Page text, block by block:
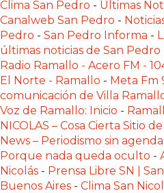
CREAR
TIENDA
SIN
COMISIÓN
POR
VENTA
QUÉ
CADA
VEZ
Clima San Pedro - Últimas
Canalweb San Pedro -
Pedro - San Pedro Informa -
últimas noticias de San Pedro
Radio Ramallo - Acero FM -
El Norte - Ramallo - Meta Fm
comunicación de Villa
Voz de Ramallo: Inicio -
NICOLAS – Cosa Cierta Sitio
News – Periodismo sin agenda
Porque nada queda oculto -
Nicolás - Prensa Libre SN |
Buenos Aires - Clima San